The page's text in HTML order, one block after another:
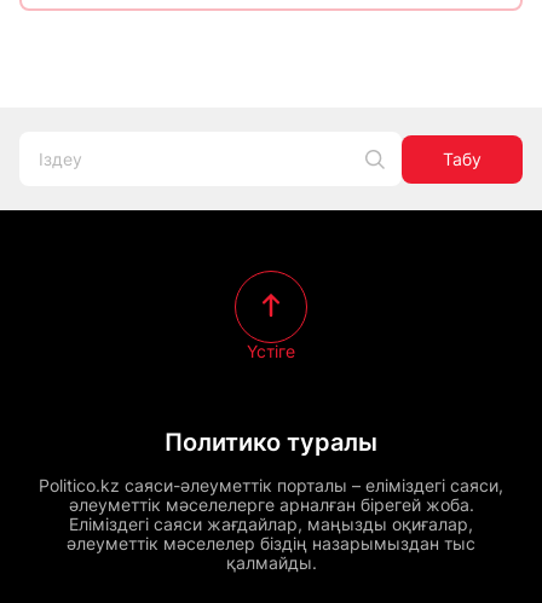
Табу
Политико туралы
Politico.kz саяси-әлеуметтік порталы – еліміздегі саяси,
әлеуметтік мәселелерге арналған бірегей жоба.
Еліміздегі саяси жағдайлар, маңызды оқиғалар,
әлеуметтік мәселелер біздің назарымыздан тыс
қалмайды.
Үстіге